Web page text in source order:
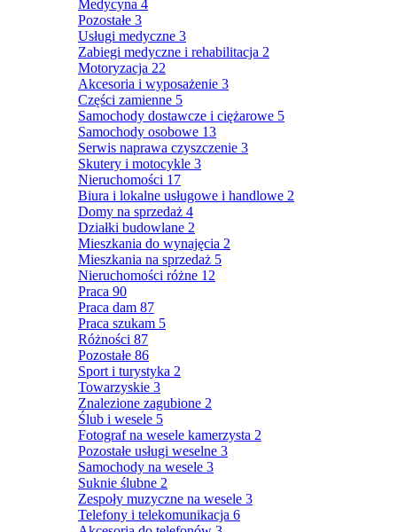
Medycyna 4
Pozostałe 3
Usługi medyczne 3
Zabiegi medyczne i rehabilitacja 2
Motoryzacja 22
Akcesoria i wyposażenie 3
Części zamienne 5
Samochody dostawcze i ciężarowe 5
Samochody osobowe 13
Serwis naprawa czyszczenie 3
Skutery i motocykle 3
Nieruchomości 17
Biura i lokalne usługowe i handlowe 2
Domy na sprzedaż 4
Działki budowlane 2
Mieszkania do wynajęcia 2
Mieszkania na sprzedaż 5
Nieruchomości różne 12
Praca 90
Praca dam 87
Praca szukam 5
Różności 87
Pozostałe 86
Sport i turystyka 2
Towarzyskie 3
Znalezione zagubione 2
Ślub i wesele 5
Fotograf na wesele kamerzysta 2
Pozostałe usługi weselne 3
Samochody na wesele 3
Suknie ślubne 2
Zespoły muzyczne na wesele 3
Telefony i telekomunikacja 6